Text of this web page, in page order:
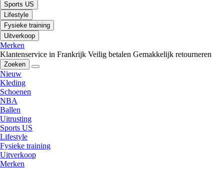
Sports US
Lifestyle
Fysieke training
Uitverkoop
Merken
Klantenservice in Frankrijk Veilig betalen Gemakkelijk retourneren
Zoeken
Nieuw
Kleding
Schoenen
NBA
Ballen
Uitrusting
Sports US
Lifestyle
Fysieke training
Uitverkoop
Merken